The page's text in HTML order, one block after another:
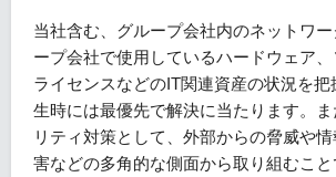
当社含む、グループ会社内のネットワ
ープ会社で使用しているハードウェア、
ライセンスなどのIT関連資産の状況を
生時には最優先で解決に当たります。ま
リティ対策として、外部からの脅威や
害などの多角的な側面から取り組むこ